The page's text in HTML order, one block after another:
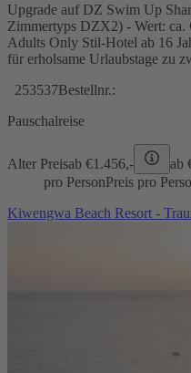
Upgrade auf DZ Swim Up
Zimmertyps DZX2) - Wert: ca.
Adults Only Stil-Hotel ab 16
für erholsame Urlaubstage zu
253537Bestellnr.:
Pauschalreise
Alter Preisab €1.456,- ab
pro PersonPreis pro
Kiwengwa Beach Resort -